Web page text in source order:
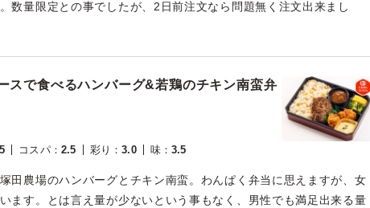
数量限定との事でしたが、2日前注文なら問題無く注文出来まし
スで食べるハンバーグ&若鶏のチキン南蛮弁
コスパ： 2.5 彩り ：3.0 味：3.5
田農場のハンバーグとチキン南蛮。わんぱく弁当に思えますが、女
ます。とは言え量が少ないという事もなく、男性でも満足出来る量